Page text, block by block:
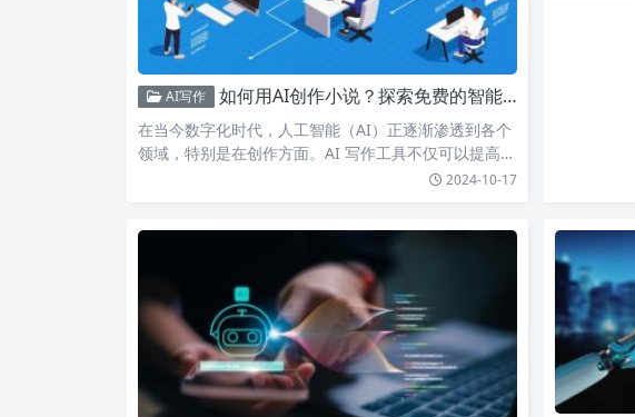
AI写作 如何用AI创作小说？探索免费的智能写作工具与应用场景
在当今数字化时代，人工智能（AI）正逐渐渗透到各个
领域，特别是在创作方面。AI 写作工具不仅可以提高创
2024-10-17